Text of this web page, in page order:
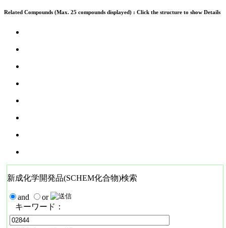
Related Compounds (Max. 25 compounds displayed) : Click the structure to show Details
新成化学開発品(SCHEM化合物)検索
and
or
キーワード：